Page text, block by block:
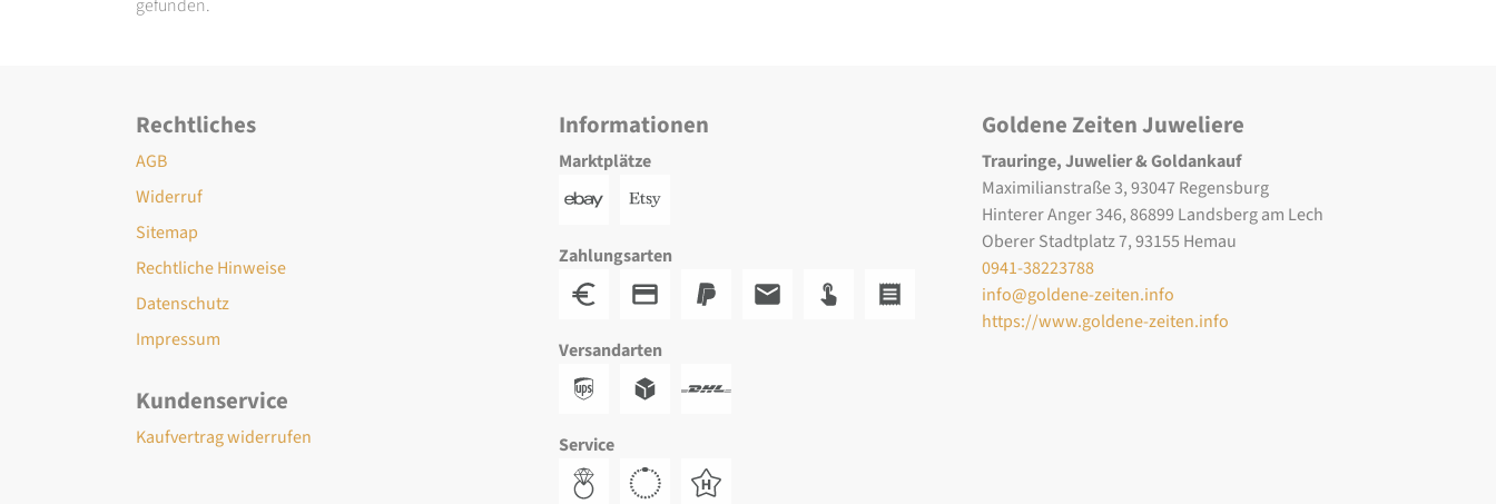
gefunden.
Rechtliches
AGB
Widerruf
Sitemap
Rechtliche Hinweise
Datenschutz
Impressum
Kundenservice
Kaufvertrag widerrufen
Informationen
Marktplätze
Zahlungsarten
Versandarten
Service
Goldene Zeiten Juweliere
Trauringe, Juwelier & Goldankauf
Maximilianstraße 3, 93047 Regensburg
Hinterer Anger 346, 86899 Landsberg am Lech
Oberer Stadtplatz 7, 93155 Hemau
0941-38223788
info@goldene-zeiten.info
https://www.goldene-zeiten.info